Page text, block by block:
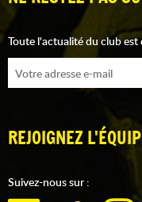
Toute l'actualité du club
REJOIGNEZ
Suivez-nous sur :